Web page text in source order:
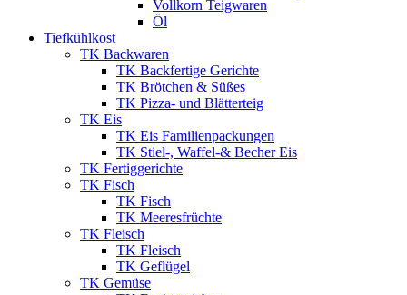
Vollkorn Teigwaren
Öl
Tiefkühlkost
TK Backwaren
TK Backfertige Gerichte
TK Brötchen & Süßes
TK Pizza- und Blätterteig
TK Eis
TK Eis Familienpackungen
TK Stiel-, Waffel-& Becher Eis
TK Fertiggerichte
TK Fisch
TK Fisch
TK Meeresfrüchte
TK Fleisch
TK Fleisch
TK Geflügel
TK Gemüse